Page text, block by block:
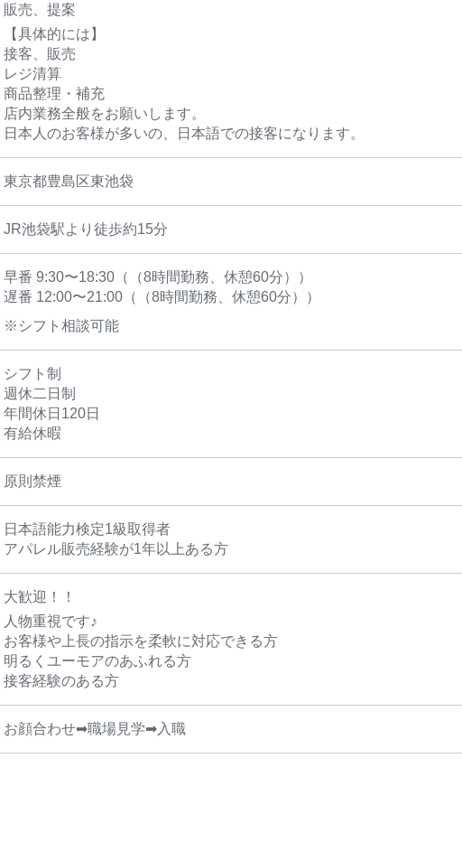
販売、提案
【具体的には】
接客、販売
レジ清算
商品整理・補充
店内業務全般をお願いします。
日本人のお客様が多いの、日本語での接客になります。
東京都豊島区東池袋
JR池袋駅より徒歩約15分
早番 9:30〜18:30（（8時間勤務、休憩60分））
遅番 12:00〜21:00（（8時間勤務、休憩60分））
※シフト相談可能
シフト制
週休二日制
年間休日120日
有給休暇
原則禁煙
日本語能力検定1級取得者
アパレル販売経験が1年以上ある方
大歓迎！！
人物重視です♪
お客様や上長の指示を柔軟に対応できる方
明るくユーモアのあふれる方
接客経験のある方
お顔合わせ➡職場見学➡入職